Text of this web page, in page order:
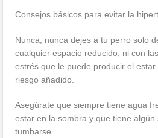
Consejos básicos para evitar la
Nunca, nunca dejes a tu perro solo
cualquier espacio reducido, ni con
estrés que le puede producir el
riesgo añadido.
Asegúrate que siempre tiene agua
estar en la sombra y que tiene algún
tumbarse.